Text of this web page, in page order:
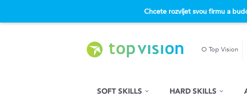
Chcete rozvíjet svou firmu a
O Top Vision
SOFT SKILLS HARD SKILLS